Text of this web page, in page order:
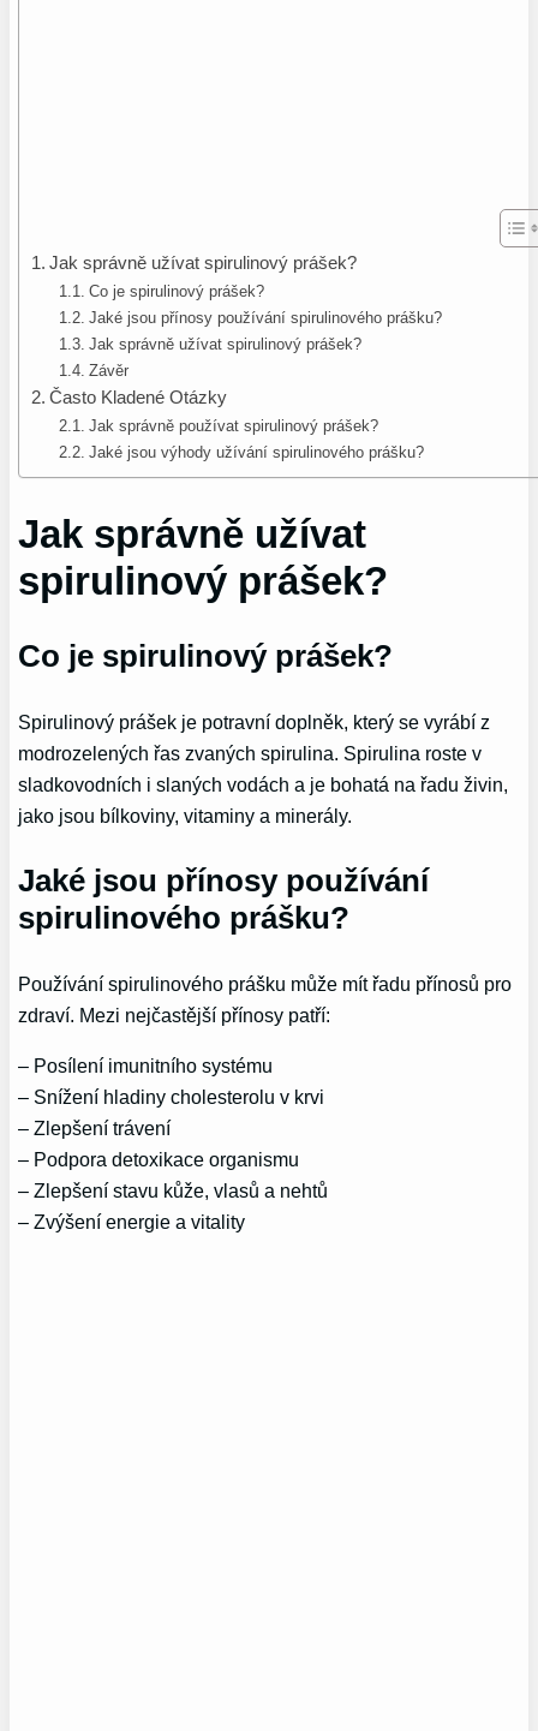
Jak správně užívat spirulinový prášek?
Co je spirulinový prášek?
Jaké jsou přínosy používání spirulinového prášku?
Jak správně užívat spirulinový prášek?
Závěr
Často Kladené Otázky
Jak správně používat spirulinový prášek?
Jaké jsou výhody užívání spirulinového prášku?
Jak správně užívat
spirulinový prášek?
Co je spirulinový prášek?
Spirulinový prášek je potravní doplněk, který se vyrábí z
modrozelených řas zvaných spirulina. Spirulina roste v
sladkovodních i slaných vodách a je bohatá na řadu živin,
jako jsou bílkoviny, vitaminy a minerály.
Jaké jsou přínosy používání
spirulinového prášku?
Používání spirulinového prášku může mít řadu přínosů pro
zdraví. Mezi nejčastější přínosy patří:
– Posílení imunitního systému
– Snížení hladiny cholesterolu v krvi
– Zlepšení trávení
– Podpora detoxikace organismu
– Zlepšení stavu kůže, vlasů a nehtů
– Zvýšení energie a vitality